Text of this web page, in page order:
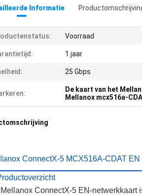
Informatie
Voorraad
1 jaar
25 Gbps
De kaart van het
Mellanox mcx516a-
ConnectX-5 MCX516A-CDAT
ConnectX-5 EN-netwerkkaart